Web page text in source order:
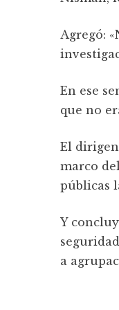
Agregó:
En ese
que no
El
marco
públicas
Y
a